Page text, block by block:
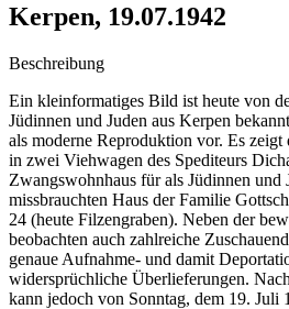
Kerpen, 19.07.1942
Beschreibung
Ein kleinformatiges Bild ist heute von
Jüdinnen und Juden aus Kerpen
als moderne Reproduktion vor. Es
in zwei Viehwagen des Spediteurs
Zwangswohnhaus für als Jüdinnen und
missbrauchten Haus der Familie
24 (heute Filzengraben). Neben der
beobachten auch zahlreiche
genaue Aufnahme- und damit
widersprüchliche Überlieferungen.
kann jedoch von Sonntag, dem 19. Juli